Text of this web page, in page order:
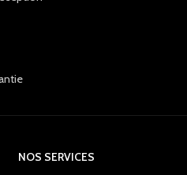
NOS SERVICES